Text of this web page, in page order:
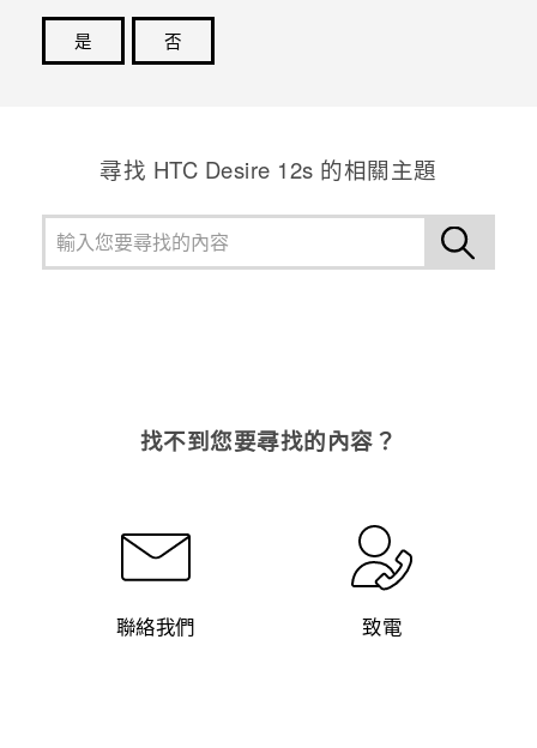
是
否
尋找 HTC Desire 12s 的相關主題
找不到您要尋找的內容？
聯絡我們 致電